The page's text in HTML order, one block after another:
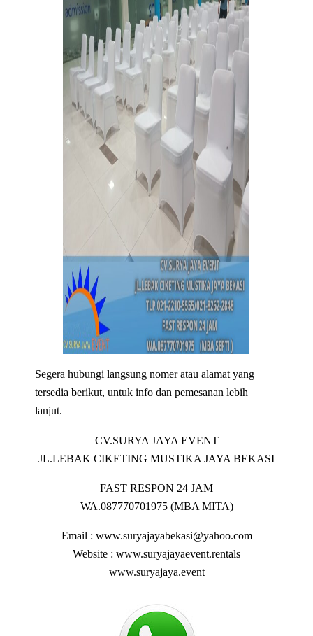
Segera hubungi langsung nomer atau alamat yang
tersedia berikut, untuk info dan pemesanan lebih
lanjut.
CV.SURYA JAYA EVENT
JL.LEBAK CIKETING MUSTIKA JAYA BEKASI
FAST RESPON 24 JAM
WA.087770701975 (MBA MITA)
Email : www.suryajayabekasi@yahoo.com
Website : www.suryajayaevent.rentals
www.suryajaya.event